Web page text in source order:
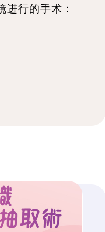
行的手术：